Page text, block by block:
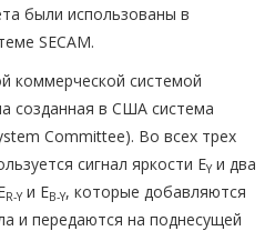
были использованы в
SECAM.
коммерческой системой
созданная в США система
Committee). Во всех трех
сигнал яркости EYи два
R-Yи EB-Y, которые добавляются
и передаются на поднесущей